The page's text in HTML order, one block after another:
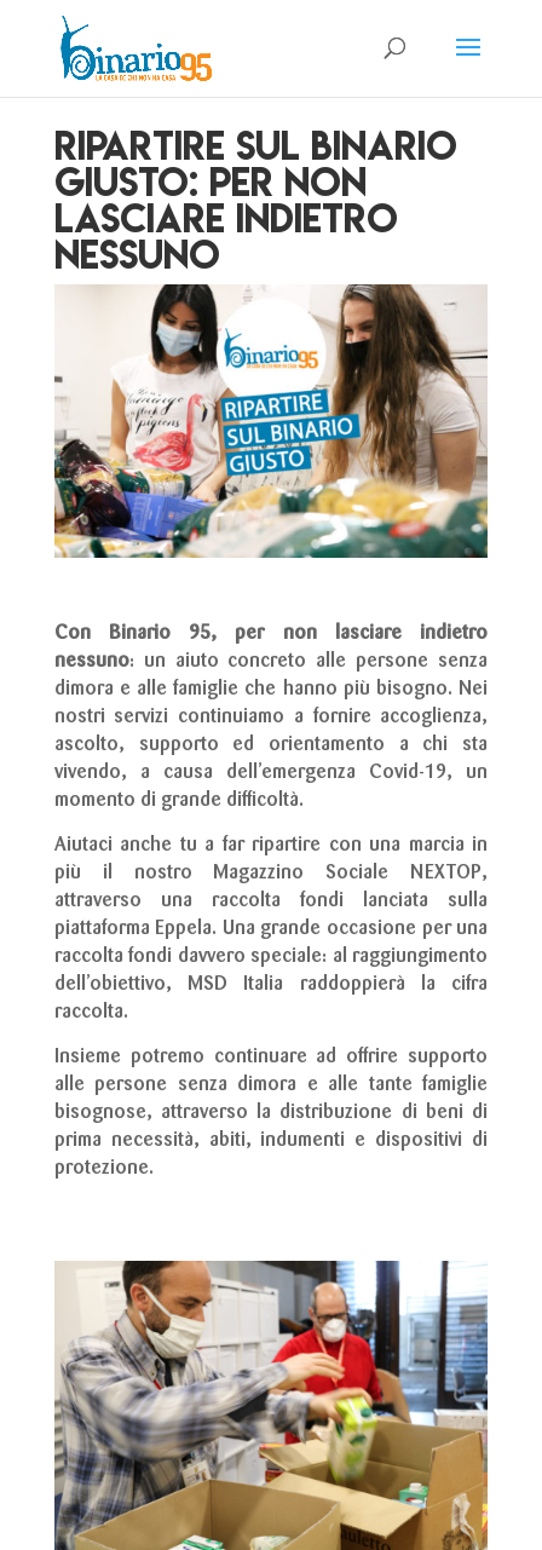
Ripartire sul Binario
giusto: per non
lasciare indietro
nessuno
Con Binario 95, per non lasciare indietro
nessuno: un aiuto concreto alle persone senza
dimora e alle famiglie che hanno più bisogno. Nei
nostri servizi continuiamo a fornire accoglienza,
ascolto, supporto ed orientamento a chi sta
vivendo, a causa dell’emergenza Covid-19, un
momento di grande difficoltà.
Aiutaci anche tu a far ripartire con una marcia in
più il nostro Magazzino Sociale NEXTOP,
attraverso una raccolta fondi lanciata sulla
piattaforma Eppela. Una grande occasione per una
raccolta fondi davvero speciale: al raggiungimento
dell’obiettivo, MSD Italia raddoppierà la cifra
raccolta.
Insieme potremo continuare ad offrire supporto
alle persone senza dimora e alle tante famiglie
bisognose, attraverso la distribuzione di beni di
prima necessità, abiti, indumenti e dispositivi di
protezione.